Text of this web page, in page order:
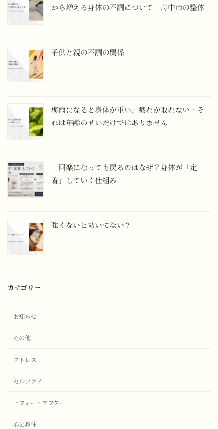
から増える身体の不調について｜府中市の整体
子供と親の不調の関係
梅雨になると身体が重い、疲れが取れない…そ
れは年齢のせいだけではありません
一回楽になっても戻るのはなぜ？身体が「定
着」していく仕組み
強くないと効いてない？
カテゴリー
お知らせ
その他
ストレス
セルフケア
ビフォー・アフター
心と身体